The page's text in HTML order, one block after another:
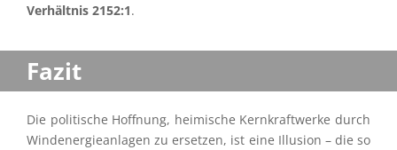
Verhält­nis 2152:1.
Fazit
Die politi­sche Hoffnung, heimi­sche Kernkraft­werke durch
Windener­gie­an­la­gen zu erset­zen, ist eine Illusion – die so